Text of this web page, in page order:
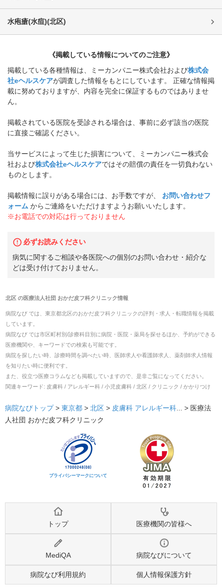
水疱瘡(水痘)(北区)
《掲載している情報についてのご注意》
掲載している各種情報は、ミーカンパニー株式会社および株式会
社eヘルスケアが調査した情報をもとにしています。 正確な情報掲
載に努めておりますが、内容を完全に保証するものではありませ
ん。
掲載されている医院を受診される場合は、事前に必ず該当の医院
に直接ご確認ください。
当サービスによって生じた損害について、ミーカンパニー株式会
社および株式会社eヘルスケアではその賠償の責任を一切負わない
ものとします。
掲載情報に誤りがある場合には、お手数ですが、
お問い合わせフ
ォーム からご連絡をいただけますようお願いいたします。
※お電話での対応は行っておりません
必ずお読みください
病気に関するご相談や各医院への個別のお問い合わせ・紹介な
どは受け付けておりません。
北区の医療法人社団 おかだ皮フ科クリニック情報
病院なび では、 東京都北区のおかだ皮フ科クリニックの評判・求人・転職情報を掲載
しています。
病院なび では市区町村別/診療科目別に病院・医院・薬局を探せるほか、予約ができる
医療機関や、キーワードでの検索も可能です。
病院を探したい時、診療時間を調べたい時、医師求人や看護師求人、薬剤師求人情報
を知りたい時に便利です。
また、役立つ医療コラムなども掲載していますので、是非ご覧になってください。
関連キーワード: 皮膚科 / アレルギー科 / 小児皮膚科 / 北区 / クリニック / かかりつけ
病院なびトップ > 東京都 > 北区 > 皮膚科 アレルギー科... > 医療法
人社団 おかだ皮フ科クリニック
プライバシーマークについて
トップ 医療機関の皆様へ
MediQA 病院なびについて
病院なび利用規約 個人情報保護方針